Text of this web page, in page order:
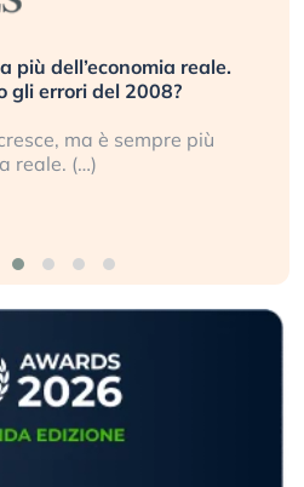
più dell’economia reale.
gli errori del 2008?
ma è sempre più
reale. (…)